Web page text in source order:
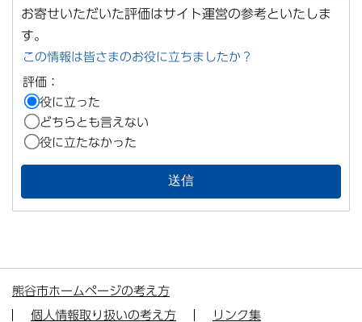
お寄せいただいた評価はサイト運営の参考といたしま
す。
この情報は皆さまのお役に立ちましたか？
評価：
役に立った
どちらとも言えない
役に立たなかった
熊谷市ホームページの考え方
個人情報取り扱いの考え方
リンク集